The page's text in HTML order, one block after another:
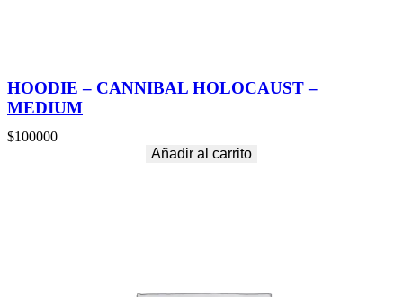
HOODIE – CANNIBAL HOLOCAUST –
MEDIUM
$100000
Añadir al carrito